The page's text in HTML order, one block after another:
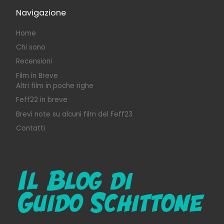
Navigazione
Home
Chi sono
Recensioni
Film in Breve
Altri film in poche righe
Feff22 in breve
Brevi note su alcuni film del Feff23
Contatti